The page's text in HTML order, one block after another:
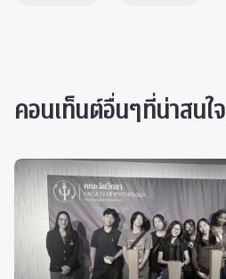
คอนเท็นต์อื่นๆที่น่าสนใจ